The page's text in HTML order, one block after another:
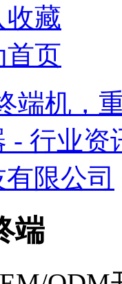
收藏
首页
端